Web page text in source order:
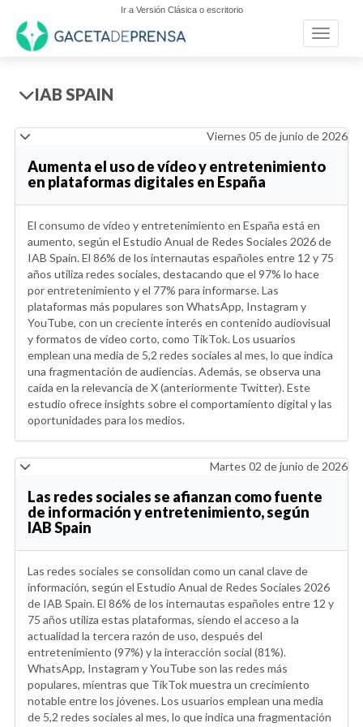
Ir a Versión Clásica o escritorio
Toggle
IAB SPAIN
Viernes 05 de junio de 2026
Aumenta el uso de vídeo y entretenimiento
en plataformas digitales en España
El consumo de vídeo y entretenimiento en España está en
aumento, según el Estudio Anual de Redes Sociales 2026 de
IAB Spain. El 86% de los internautas españoles entre 12 y 75
años utiliza redes sociales, destacando que el 97% lo hace
por entretenimiento y el 77% para informarse. Las
plataformas más populares son WhatsApp, Instagram y
YouTube, con un creciente interés en contenido audiovisual
y formatos de vídeo corto, como TikTok. Los usuarios
emplean una media de 5,2 redes sociales al mes, lo que indica
una fragmentación de audiencias. Además, se observa una
caída en la relevancia de X (anteriormente Twitter). Este
estudio ofrece insights sobre el comportamiento digital y las
oportunidades para los medios.
Martes 02 de junio de 2026
Las redes sociales se afianzan como fuente
de información y entretenimiento, según
IAB Spain
Las redes sociales se consolidan como un canal clave de
información, según el Estudio Anual de Redes Sociales 2026
de IAB Spain. El 86% de los internautas españoles entre 12 y
75 años utiliza estas plataformas, siendo el acceso a la
actualidad la tercera razón de uso, después del
entretenimiento (97%) y la interacción social (81%).
WhatsApp, Instagram y YouTube son las redes más
populares, mientras que TikTok muestra un crecimiento
notable entre los jóvenes. Los usuarios emplean una media
de 5,2 redes sociales al mes, lo que indica una fragmentación